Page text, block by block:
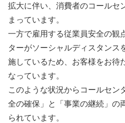
拡大に伴い、消費者のコールセ
まっています。
一方で雇用する従業員安全の観
ターがソーシャルディスタンス
施しているため、お客様をお待
なっています。
このような状況からコールセン
全の確保」と「事業の継続」の
られています。